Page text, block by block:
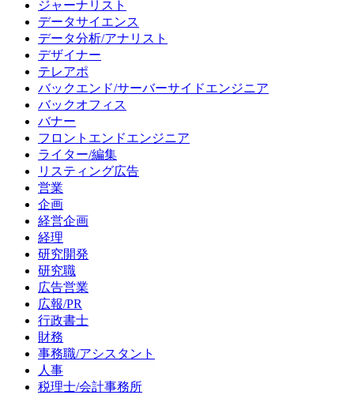
ジャーナリスト
データサイエンス
データ分析/アナリスト
デザイナー
テレアポ
バックエンド/サーバーサイドエンジニア
バックオフィス
バナー
フロントエンドエンジニア
ライター/編集
リスティング広告
営業
企画
経営企画
経理
研究開発
研究職
広告営業
広報/PR
行政書士
財務
事務職/アシスタント
人事
税理士/会計事務所